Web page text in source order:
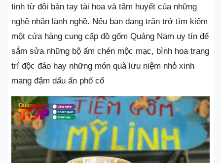
tinh từ đôi bàn tay tài hoa và tâm huyết của những
nghệ nhân lành nghề. Nếu bạn đang trăn trở tìm kiếm
một cửa hàng cung cấp đồ gốm Quảng Nam uy tín để
sắm sửa những bộ ấm chén mộc mạc, bình hoa trang
trí độc đáo hay những món quà lưu niệm nhỏ xinh
mang đậm dấu ấn phố cổ